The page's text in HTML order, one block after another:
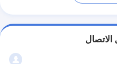
الاتصال